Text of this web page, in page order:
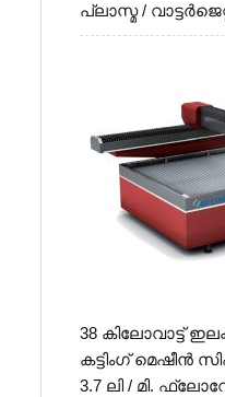
പ്ലാസ്മ /
38 കിലോവാട്ട്
കട്ടിംഗ് മെഷീൻ
3.7 ലി / മി.